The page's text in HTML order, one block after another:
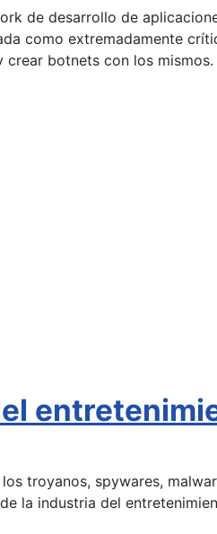
de desarrollo de
como extremadamente
botnets con los mismos.
troyanos, spywares,
la industria del